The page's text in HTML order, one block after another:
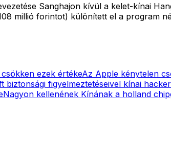
Sanghajon kívül a kelet-kínai
millió forintot) különített el a program
ezek értékeAz Apple kénytelen
biztonsági figyelmeztetéseivel kínai
Nagyon kellenének Kínának a holland